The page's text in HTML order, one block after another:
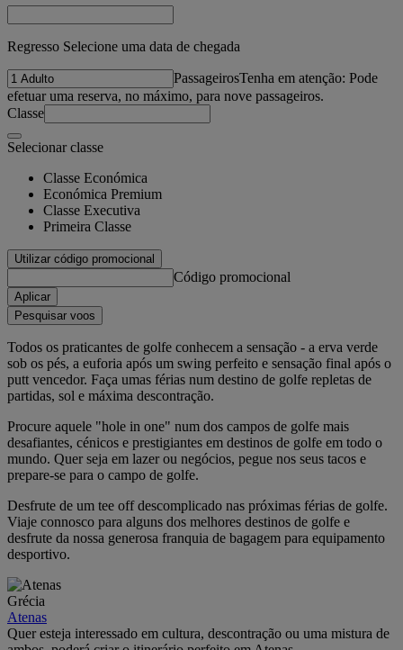
Regresso Selecione uma data de chegada
PassageirosTenha em atenção: Pode
efetuar uma reserva, no máximo, para nove passageiros.
Classe
Selecionar classe
Classe Económica
Económica Premium
Classe Executiva
Primeira Classe
Utilizar código promocional
Código promocional
Aplicar
Pesquisar voos
Todos os praticantes de golfe conhecem a sensação - a erva verde
sob os pés, a euforia após um swing perfeito e sensação final após o
putt vencedor. Faça umas férias num destino de golfe repletas de
partidas, sol e máxima descontração.
Procure aquele "hole in one" num dos campos de golfe mais
desafiantes, cénicos e prestigiantes em destinos de golfe em todo o
mundo. Quer seja em lazer ou negócios, pegue nos seus tacos e
prepare-se para o campo de golfe.
Desfrute de um tee off descomplicado nas próximas férias de golfe.
Viaje connosco para alguns dos melhores destinos de golfe e
desfrute da nossa generosa franquia de bagagem para equipamento
desportivo.
Grécia
Atenas
Quer esteja interessado em cultura, descontração ou uma mistura de